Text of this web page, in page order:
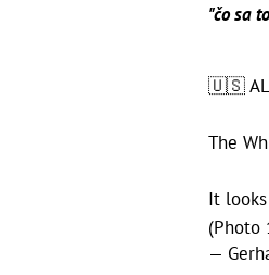
"čo sa
🇺🇸
The
It
(Photo
—